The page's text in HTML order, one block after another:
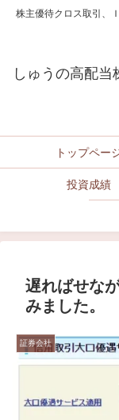
株主優待クロス取引、
しゅうの高配
トップペー
投資成績
遅ればせな
みました。
証券会社